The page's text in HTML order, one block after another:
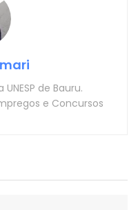
de Bauru.
e Concursos